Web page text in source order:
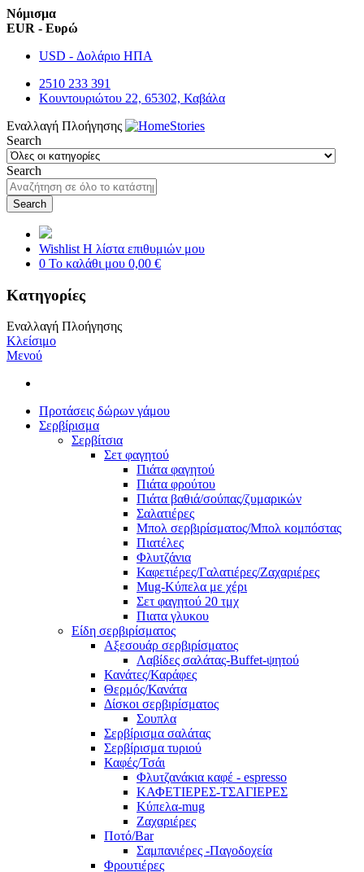
Νόμισμα
EUR - Ευρώ
USD - Δολάριο ΗΠΑ
2510 233 391
Κουντουριώτου 22, 65302, Καβάλα
Εναλλαγή Πλοήγησης
Search
Search
Search
Wishlist Η λίστα επιθυμιών μου
0 Το καλάθι μου 0,00 €
Κατηγορίες
Εναλλαγή Πλοήγησης
Κλείσιμο
Μενού
Προτάσεις δώρων γάμου
Σερβίρισμα
Σερβίτσια
Σετ φαγητού
Πιάτα φαγητού
Πιάτα φρούτου
Πιάτα βαθιά/σούπας/ζυμαρικών
Σαλατιέρες
Μπολ σερβιρίσματος/Μπολ κομπόστας
Πιατέλες
Φλυτζάνια
Καφετιέρες/Γαλατιέρες/Ζαχαριέρες
Mug-Κύπελα με χέρι
Σετ φαγητού 20 τμχ
Πιατα γλυκου
Είδη σερβιρίσματος
Αξεσουάρ σερβιρίσματος
Λαβίδες σαλάτας-Buffet-ψητού
Κανάτες/Καράφες
Θερμός/Κανάτα
Δίσκοι σερβιρίσματος
Σουπλα
Σερβίρισμα σαλάτας
Σερβίρισμα τυριού
Καφές/Τσάι
Φλυτζανάκια καφέ - espresso
ΚΑΦΕΤΙΕΡΕΣ-ΤΣΑΓΙΕΡΕΣ
Κύπελα-mug
Ζαχαριέρες
Ποτό/Bar
Σαμπανιέρες -Παγοδοχεία
Φρουτιέρες